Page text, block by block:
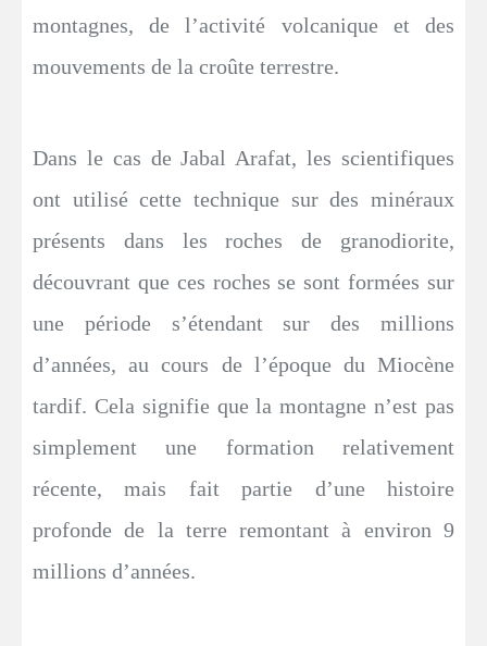
montagnes, de l’activité volcanique et des
mouvements de la croûte terrestre.
Dans le cas de Jabal Arafat, les scientifiques
ont utilisé cette technique sur des minéraux
présents dans les roches de granodiorite,
découvrant que ces roches se sont formées sur
une période s’étendant sur des millions
d’années, au cours de l’époque du Miocène
tardif. Cela signifie que la montagne n’est pas
simplement une formation relativement
récente, mais fait partie d’une histoire
profonde de la terre remontant à environ 9
millions d’années.